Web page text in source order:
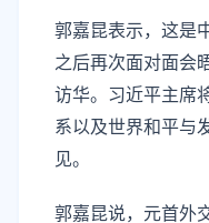
郭嘉昆表示，这是
之后再次面对面会
访华。习近平主席
系以及世界和平与
见。
郭嘉昆说，元首外